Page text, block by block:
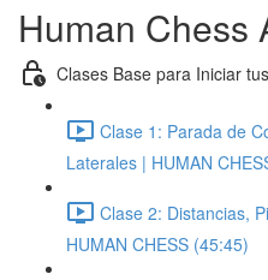
Human Chess
Clases Base para Iniciar
Clase 1: Parada de
Laterales | HUMAN
Clase 2: Distancias,
HUMAN CHESS (45:45)